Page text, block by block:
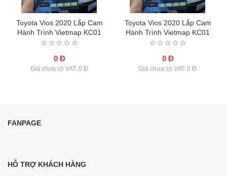
Toyota Vios 2020 Lắp Cam
Hành Trình Vietmap KC01
0 Đ
Giá chưa có VAT: 0 Đ
Toyota Vios 2020 Lắp Cam
Hành Trình Vietmap KC01
0 Đ
Giá chưa có VAT: 0 Đ
FANPAGE
HỖ TRỢ KHÁCH HÀNG